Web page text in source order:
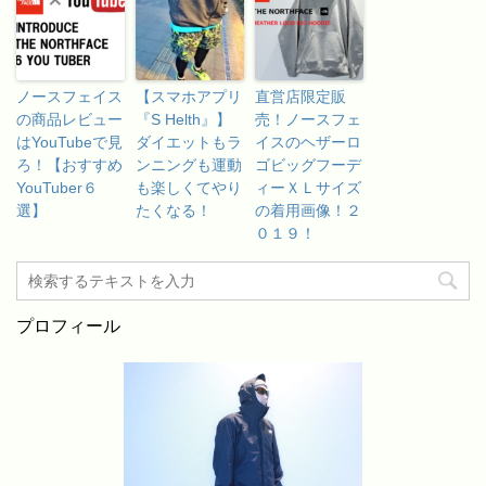
ノースフェイス
の商品レビュー
はYouTubeで見
ろ！【おすすめ
YouTuber６
選】
【スマホアプリ
『S Helth』】
ダイエットもラ
ンニングも運動
も楽しくてやり
たくなる！
直営店限定販
売！ノースフェ
イスのヘザーロ
ゴビッグフーデ
ィーＸＬサイズ
の着用画像！２
０１９！
プロフィール